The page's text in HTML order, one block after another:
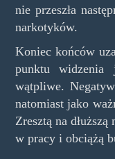
nie przeszła
narkotyków.
Koniec końców
punktu
wątpliwe.
natomiast jako
Zresztą na
w pracy i obciążą